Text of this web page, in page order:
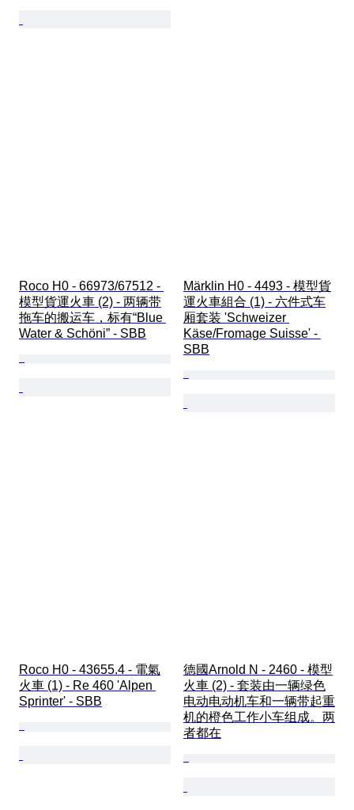
Roco H0 - 66973/67512 -
模型貨運火車 (2) - 两辆带
拖车的搬运车，标有“Blue
Water & Schöni” - SBB
Märklin H0 - 4493 - 模型貨
運火車組合 (1) - 六件式车
厢套装 'Schweizer
Käse/Fromage Suisse' -
SBB
Roco H0 - 43655.4 - 電氣
火車 (1) - Re 460 'Alpen
Sprinter' - SBB
德國Arnold N - 2460 - 模型
火車 (2) - 套装由一辆绿色
电动电动机车和一辆带起重
机的橙色工作小车组成。两
者都在